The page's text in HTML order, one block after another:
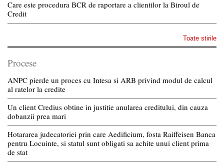
Care este procedura BCR de raportare a clientilor la Biroul de
Credit
Toate stirile
Procese
ANPC pierde un proces cu Intesa si ARB privind modul de calcul
al ratelor la credite
Un client Credius obtine in justitie anularea creditului, din cauza
dobanzii prea mari
Hotararea judecatoriei prin care Aedificium, fosta Raiffeisen Banca
pentru Locuinte, si statul sunt obligati sa achite unui client prima
de stat